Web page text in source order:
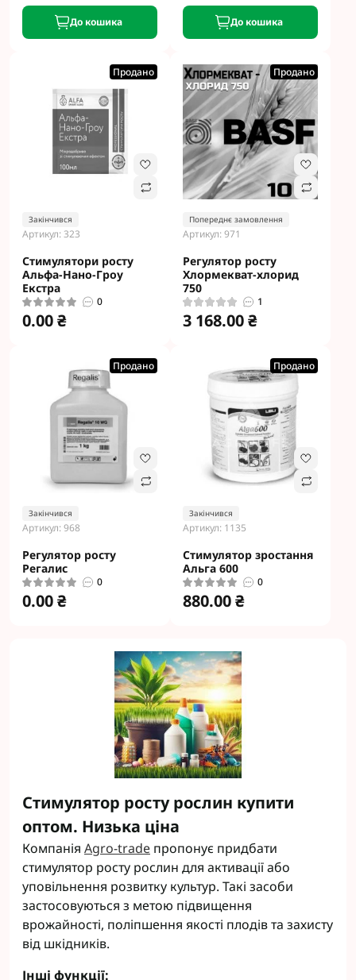
До кошика До кошика
Продано
Закінчився
Артикул: 323
Стимулятори росту
Альфа-Нано-Гроу
Екстра
0
0.00 ₴
Продано
Попереднє замовлення
Артикул: 971
Регулятор росту
Хлормекват-хлорид
750
1
3 168.00 ₴
Продано
Закінчився
Артикул: 968
Регулятор росту
Регалис
0
0.00 ₴
Продано
Закінчився
Артикул: 1135
Cтимулятор зростання
Альга 600
0
880.00 ₴
Стимулятор росту рослин купити
оптом. Низька ціна
Компанія Agro-trade пропонує придбати
стимулятор росту рослин для активації або
уповільнення розвитку культур. Такі засоби
застосовуються з метою підвищення
врожайності, поліпшення якості плодів та захисту
від шкідників.
Інші функції: